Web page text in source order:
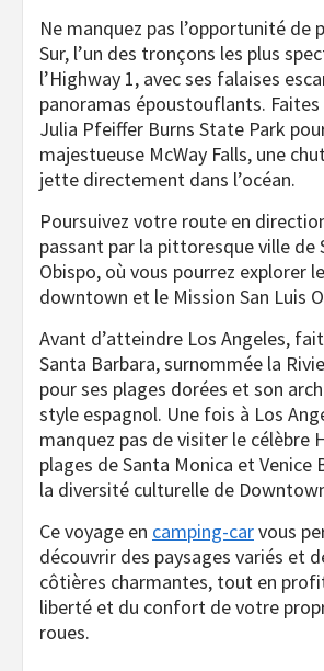
Ne manquez pas l’opportunité de
Sur, l’un des tronçons les plus
l’Highway 1, avec ses falaises
panoramas époustouflants. Faites
Julia Pfeiffer Burns State Park
majestueuse McWay Falls, une
jette directement dans l’océan.
Poursuivez votre route en
passant par la pittoresque ville de
Obispo, où vous pourrez explorer
downtown et le Mission San Luis
Avant d’atteindre Los Angeles,
Santa Barbara, surnommée la
pour ses plages dorées et son
style espagnol. Une fois à Los
manquez pas de visiter le célèbre
plages de Santa Monica et Venice
la diversité culturelle de
Ce voyage en camping-carvous
découvrir des paysages variés et
côtières charmantes, tout en
liberté et du confort de votre
roues.